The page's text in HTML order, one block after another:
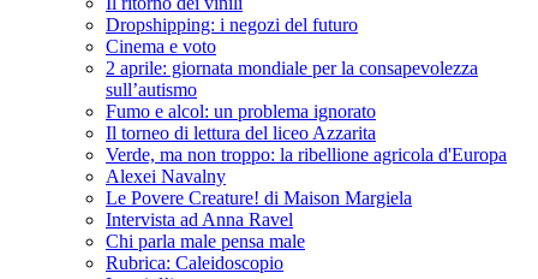
Dropshipping: i negozi del futuro
Cinema e voto
2 aprile: giornata mondiale per la consapevolezza
sull’autismo
Fumo e alcol: un problema ignorato
Il torneo di lettura del liceo Azzarita
Verde, ma non troppo: la ribellione agricola d'Europa
Alexei Navalny
Le Povere Creature! di Maison Margiela
Intervista ad Anna Ravel
Chi parla male pensa male
Rubrica: Caleidoscopio